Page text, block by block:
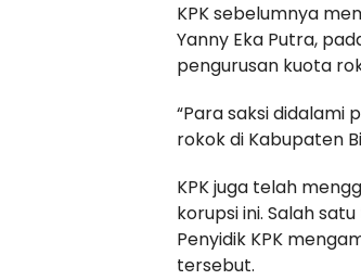
KPK sebelumnya
Yanny Eka Putra,
pengurusan kuota
“Para saksi
rokok di Kabupaten
KPK juga telah
korupsi ini. Salah
Penyidik KPK
tersebut.